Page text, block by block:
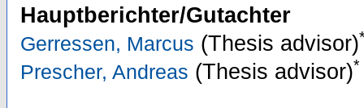
Hauptberichter/Gutachter
Gerressen, Marcus (Thesis advisor)*
Prescher, Andreas (Thesis advisor)*